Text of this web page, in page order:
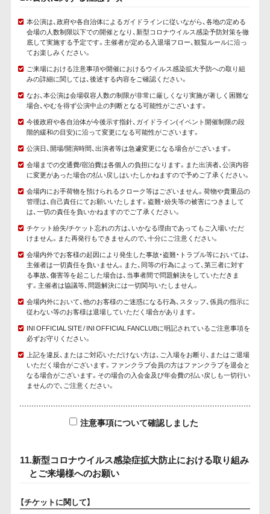
本公演は、政府や各自治体によるガイドラインに従いながら、各地の定める
会場の人数制限以下での開催となり、新型コロナウイルス感染予防対策を徹
底して実施する予定です。主催者が定める入退場フロー、観覧ルールに沿っ
てお楽しみください。
ご来場における注意事項や開催におけるウイルス感染拡大予防への取り組
みの詳細に関しては、後述する内容をご確認ください。
なお、本公演は会場収容人数の制限が非常に厳しくなり実施が著しく困難な
場合、やむを得ず公演中止の判断となる可能性がございます。
今後政府や各自治体が今後示す指針、ガイドライン(イベント開催制限の段
階的緩和の目安)に沿って変更になる可能性がございます。
公演日、開場/開演時間、出演者等は急遽変更になる場合がございます。
会場までの交通費/宿泊費は各個人の負担になります。また出演者、公演内容
に変更があった場合の払い戻しはいたしかねますので予めご了承ください。
会場内にお手荷物を預けられるクローク等はございません。荷物や貴重品の
管理は、自己責任にてお願いいたします。盗難・紛失等の被害につきまして
は、一切の責任を負いかねますのでご了承ください。
チケット紛失/チケット忘れの方は、いかなる理由であってもご入場いただ
けません。また再発行もできませんので、十分にご注意ください。
会場内外でお客様の起因により発生した事故・盗難・トラブル等においては、
主催者は一切責任を負いません。また、同等の行為によって、第三者に対す
る事故、傷害等を起こした場合は、当事者間で問題解決をしていただきま
す。主催者は協議等、問題解決には一切関与いたしません。
会場内外において、他のお客様のご迷惑になる行為、スタッフ、係員の指示に
従わない等のお客様は退場していただく場合があります。
INI OFFICIAL SITE / INI OFFICIAL FANCLUBに明記されているご注意事項を
必ずお守りください。
上記を違反、またはご対応いただけない方は、ご入場をお断り、またはご退場
いただく場合がございます。ファンクラブ会員の方はファンクラブを退会と
なる場合がございます。その場合の入会金及び年会費の払い戻しも一切行い
ませんので、ご注意ください。
注意事項について確認しました
11.新型コロナウイルス感染症拡大防止における取り組み
とご来場様へのお願い
【チケットに関して】